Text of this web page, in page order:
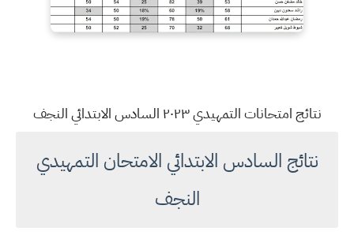
نتائج امتحانات التمهيدي ٢٠٢٣ السادس الابتدائي النجف
نتائج السادس الابتدائي الامتحان التمهيدي
النجف